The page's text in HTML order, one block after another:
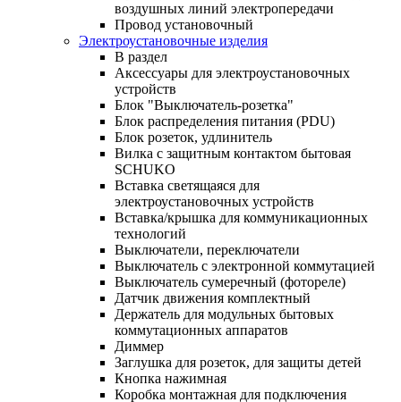
воздушных линий электропередачи
Провод установочный
Электроустановочные изделия
В раздел
Аксессуары для электроустановочных
устройств
Блок "Выключатель-розетка"
Блок распределения питания (PDU)
Блок розеток, удлинитель
Вилка с защитным контактом бытовая
SCHUKO
Вставка светящаяся для
электроустановочных устройств
Вставка/крышка для коммуникационных
технологий
Выключатели, переключатели
Выключатель с электронной коммутацией
Выключатель сумеречный (фотореле)
Датчик движения комплектный
Держатель для модульных бытовых
коммутационных аппаратов
Диммер
Заглушка для розеток, для защиты детей
Кнопка нажимная
Коробка монтажная для подключения